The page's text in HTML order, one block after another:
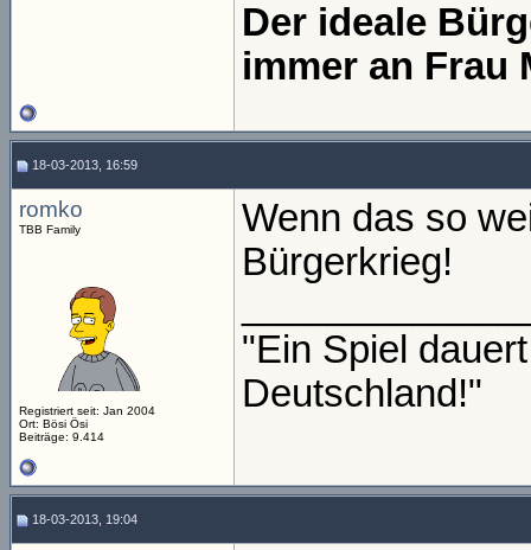
Der ideale
immer an Frau
18-03-2013, 16:59
romko
TBB Family
Registriert seit: Jan 2004
Ort: Bösi Ösi
Beiträge: 9.414
Wenn das so
Bürgerkrieg!
"Ein Spiel
Deutschland!"
18-03-2013, 19:04